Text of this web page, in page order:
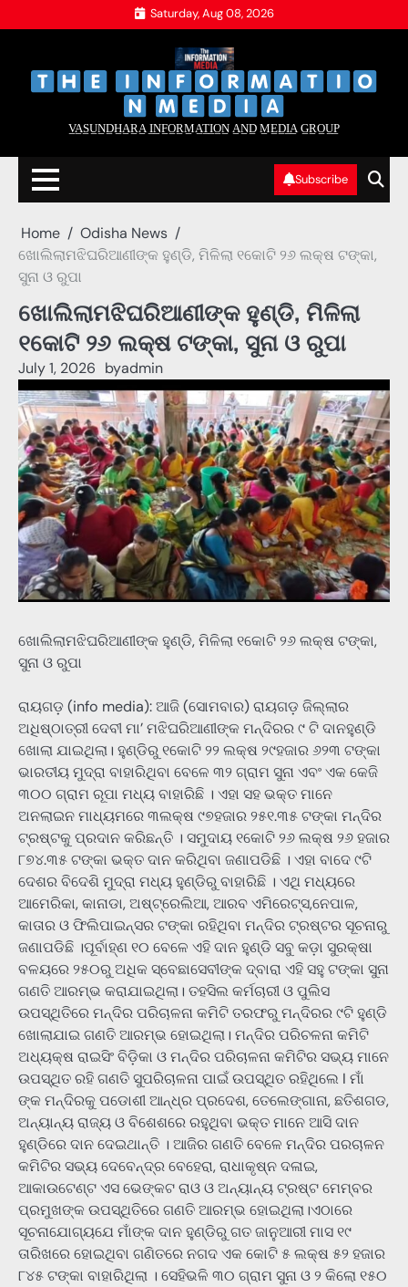
to
Saturday, Aug 08, 2026
V̲A̲S̲U̲N̲D̲H̲A̲R̲A̲ I̲N̲F̲O̲R̲M̲A̲T̲I̲O̲N̲ A̲N̲D̲ M̲E̲D̲I̲A̲ G̲R̲O̲U̲P̲
Subscribe
Home
Odisha News
ଖୋଲିଲାମଝିଘରିଆଣୀଙ୍କ ହୁଣ୍ଡି, ମିଳିଲା ୧କୋଟି ୨୬ ଲକ୍ଷ ଟଙ୍କା,
ସୁନା ଓ ରୁପା
ଖୋଲିଲାମଝିଘରିଆଣୀଙ୍କ ହୁଣ୍ଡି, ମିଳିଲା
୧କୋଟି ୨୬ ଲକ୍ଷ ଟଙ୍କା, ସୁନା ଓ ରୁପା
July 1, 2026 byadmin
ଖୋଲିଲାମଝିଘରିଆଣୀଙ୍କ ହୁଣ୍ଡି, ମିଳିଲା ୧କୋଟି ୨୬ ଲକ୍ଷ ଟଙ୍କା,
ସୁନା ଓ ରୁପା
ରାୟଗଡ଼ (info media): ଆଜି (‌ସୋମବାର) ରାୟଗଡ଼ ଜିଲ୍ଲାର
ଅଧିଷ୍ଠାତ୍ରୀ ଦେବୀ ମା’ ମଝିଘରିଆଣୀଙ୍କ ମନ୍ଦିରର ୯ ଟି ଦାନହୁଣ୍ଡି
ଖୋଲା ଯାଇଥିଲା। ହୁଣ୍ଡିରୁ ୧କୋଟି ୨୨ ଲକ୍ଷ ୨୯ହଜାର ୬୨୩ ଟଙ୍କା
ଭାରତୀୟ ମୁଦ୍ରା ବାହାରିଥିବା ବେଳେ ୩୨ ଗ୍ରାମ ସୁନା ଏବଂ ଏକ କେଜି
୩୦୦ ଗ୍ରାମ ରୂପା ମଧ୍ୟ ବାହାରିଛି । ଏହା ସହ ଭକ୍ତ ମାନେ
ଅନଲାଇନ ମାଧ୍ୟମରେ ୩ଲକ୍ଷ ୯୭ହଜାର ୨୫୧.୩୫ ଟଙ୍କା ମନ୍ଦିର
ଟ୍ରଷ୍ଟକୁ ପ୍ରଦାନ କରିଛନ୍ତି । ସମୁଦାୟ ୧କୋଟି ୨୬ ଲକ୍ଷ ୨୬ ହଜାର
୮୭୪.୩୫ ଟଙ୍କା ଭକ୍ତ ଦାନ କରିଥିବା ଜଣାପଡିଛି । ଏହା ବାଦେ ୯ଟି
ଦେଶର ବିଦେଶି ମୁଦ୍ରା ମଧ୍ୟ ହୁଣ୍ଡିରୁ ବାହାରିଛି । ଏଥି ମଧ୍ୟରେ
ଆମେରିକା, କାନାଡା, ଅଷ୍ଟ୍ରେଲିଆ, ଆରବ ଏମିରେଟ୍ସ,ନେପାଳ,
କାତାର ଓ ଫିଲିପାଇନ୍ସର ଟଙ୍କା ରହିଥିବା ମନ୍ଦିର ଟ୍ରଷ୍ଟର ସୂଚନାରୁ
ଜଣାପଡିଛି ।ପୂର୍ବାହ୍‌ଣ ୧୦ ବେଳେ ଏହି ଦାନ ହୁଣ୍ଡି ସବୁ କଡ଼ା ସୁରକ୍ଷା
ବଳୟରେ ୨୫୦ରୁ ଅଧିକ ସ୍ବେଛାସେବୀଙ୍କ ଦ୍ବାରା ଏହି ସହୁ ଟଙ୍କା ସୁନା
ଗଣତି ଆରମ୍ଭ କରାଯାଇଥିଲା। ତହସିଲ କର୍ମଚାରୀ ଓ ପୁଲିସ
ଉପସ୍ଥିତିରେ ମନ୍ଦିର ପରିଚାଳନା କମିଟି ତରଫରୁ ମନ୍ଦିରର ୯ଟି ହୁଣ୍ଡି
ଖୋଲାଯାଇ ଗଣତି ଆରମ୍ଭ ହୋଇଥିଲା। ମନ୍ଦିର ପରିଚଳନା କମିଟି
ଅଧ୍ୟକ୍ଷ ରାଇସିଂ ବିଡ଼ିକା ଓ ମନ୍ଦିର ପରିଚାଳନା କମିଟିର ସଭ୍ୟ ମାନେ
ଉପସ୍ଥିତ ରହି ଗଣତି ସୁପରିଚାଳନା ପାଇଁ ଉପସ୍ଥିତ ରହିଥିଲେ I ମାଁ
ଙ୍କ ମନ୍ଦିରକୁ ପଡୋଶୀ ଆନ୍ଧ୍ର ପ୍ରଦେଶ, ତେଲେଙ୍ଗାନା, ଛତିଶଗଡ,
ଅନ୍ୟାନ୍ୟ ରାଜ୍ୟ ଓ ବିଶେଶରେ ରହୁଥିବା ଭକ୍ତ ମାନେ ଆସି ଦାନ
ହୁଣ୍ଡିରେ ଦାନ ଦେଇଥାନ୍ତି । ଆଜିର ଗଣତି ବେଳେ ମନ୍ଦିର ପରଚାଳନ
କମିଟିର ସଭ୍ୟ ଦେବେନ୍ଦ୍ର ବେହେରା, ରାଧାକୃଷ୍ନ ଦଳାଇ,
ଆକାଉଟେଣ୍ଟ ଏସ ଭେଙ୍କଟ ରାଓ ଓ ଅନ୍ୟାନ୍ୟ ଟ୍ରଷ୍ଟ ମେମ୍ବର
ପ୍ରମୁଖଙ୍କ ଉପସ୍ଥିତିରେ ଗଣତି ଆରମ୍ଭ ହୋଇଥିଲା।ଏଠାରେ
ସୂଚନାଯୋଗ୍ୟଯେ ମାଁଙ୍କ ଦାନ ହୁଣ୍ଡିରୁ ଗତ ଜାନୁଆରୀ ମାସ ୧୯
ତାରିଖ‌ରେ ହୋଇଥିବା ଗଣିତରେ ନଗଦ ଏକ କୋଟି ୫ ଲକ୍ଷ ୫୨ ହଜାର
୮୪୫ ଟଙ୍କା ବାହାରିଥିଲା । ସେହିଭଳି ୩୦ ଗ୍ରାମ ସୁନା ଓ ୨ କିଲୋ ୧୫୦